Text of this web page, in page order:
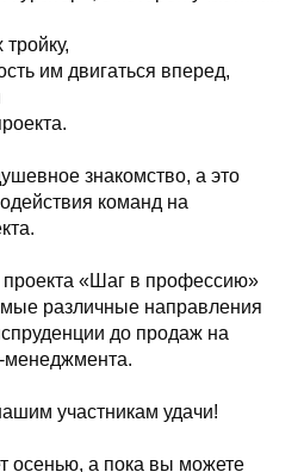
им двигаться вперед,
знакомство, а это
команд на
«Шаг в профессию»
различные направления
до продаж на
менеджмента.
участникам удачи!
осенью, а пока вы можете